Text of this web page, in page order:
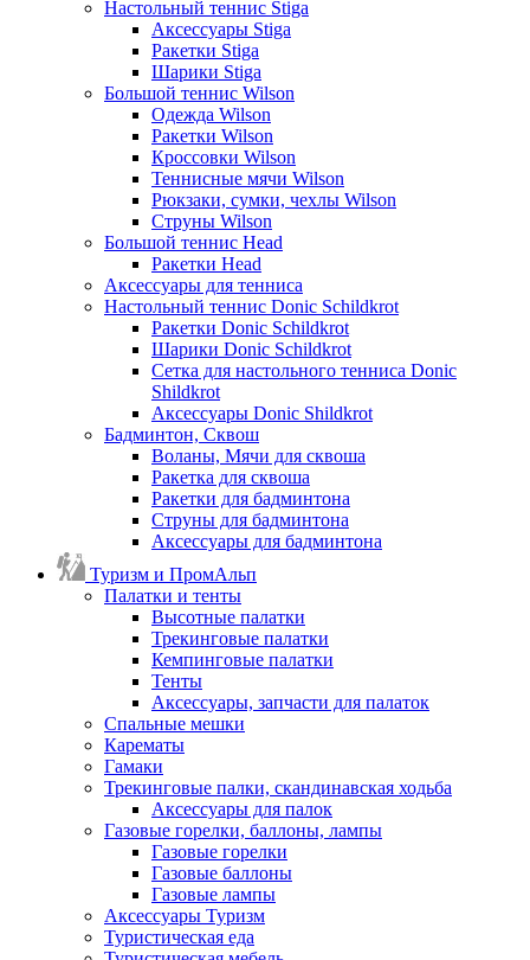
Настольный теннис Stiga
Аксессуары Stiga
Ракетки Stiga
Шарики Stiga
Большой теннис Wilson
Одежда Wilson
Ракетки Wilson
Кроссовки Wilson
Теннисные мячи Wilson
Рюкзаки, сумки, чехлы Wilson
Струны Wilson
Большой теннис Head
Ракетки Head
Аксессуары для тенниса
Настольный теннис Donic Schildkrot
Ракетки Donic Schildkrot
Шарики Donic Schildkrot
Сетка для настольного тенниса Donic
Shildkrot
Аксессуары Donic Shildkrot
Бадминтон, Сквош
Воланы, Мячи для сквоша
Ракетка для сквоша
Ракетки для бадминтона
Струны для бадминтона
Аксессуары для бадминтона
Туризм и ПромАльп
Палатки и тенты
Высотные палатки
Трекинговые палатки
Кемпинговые палатки
Тенты
Аксессуары, запчасти для палаток
Спальные мешки
Карематы
Гамаки
Трекинговые палки, скандинавская ходьба
Аксессуары для палок
Газовые горелки, баллоны, лампы
Газовые горелки
Газовые баллоны
Газовые лампы
Аксессуары Туризм
Туристическая еда